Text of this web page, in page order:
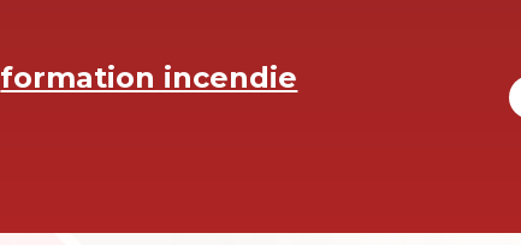
formation incendie